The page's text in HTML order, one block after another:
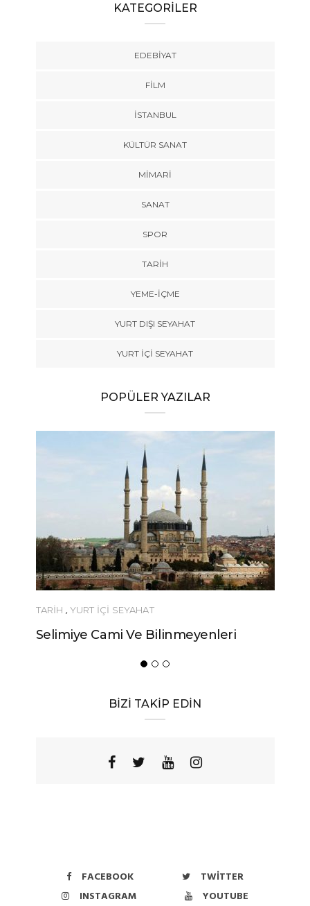
KATEGORİLER
EDEBIYAT
FILM
İSTANBUL
KÜLTÜR SANAT
MIMARI
SANAT
SPOR
TARİH
YEME-İÇME
YURT DIŞI SEYAHAT
YURT İÇİ SEYAHAT
POPÜLER YAZILAR
TARİH , YURT İÇİ SEYAHAT
Selimiye Cami Ve Bilinmeyenleri
BİZİ TAKİP EDİN
FACEBOOK
TWITTER
INSTAGRAM
YOUTUBE